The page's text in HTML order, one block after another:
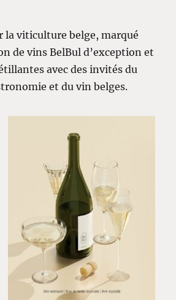
la viticulture belge, marqué
de vins BelBul d’exception et
avec des invités du
et du vin belges.